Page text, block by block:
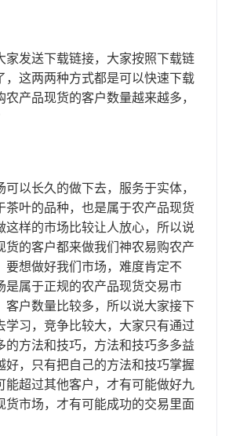
家发送下载链接，大家按照下载链
，这两两种方式都是可以快速下载
产品现货的客户数量越来越多，
以长久的做下去，服务于实体，
茶叶的品种，也是属于农产品现货
这样的市场比较让人放心，所以说
货的客户都来做我们神农易购农产
要想做好我们市场，难度肯定不
是属于正规的农产品现货交易市
客户数量比较多，所以说大家接下
学习，竞争比较大，大家只有通过
的方法和技巧，方法和技巧多多益
好，只有把自己的方法和技巧掌握
能超过其他客户，才有可能做好九
货市场，才有可能成功的交易里面